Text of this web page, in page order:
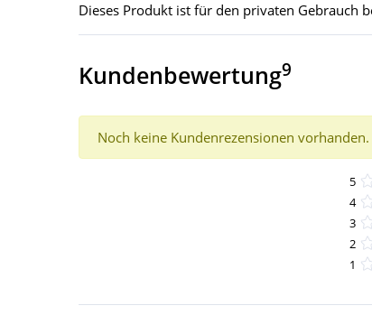
Dieses Produkt ist für den privaten Gebrauch
Kundenbewertung9
Noch keine Kundenrezensionen vorhanden.
5
4
3
2
1